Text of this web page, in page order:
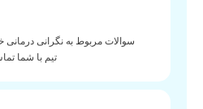
سوالات مربوط به نگرانی درمانی
تیم با شما